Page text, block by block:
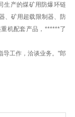
生产的煤矿用防爆环链
、矿用超载限制器、防
机配套产品，******了
导工作，洽谈业务。"郎